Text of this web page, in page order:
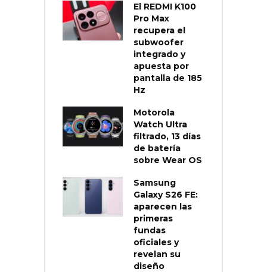
El REDMI K100
Pro Max
recupera el
subwoofer
integrado y
apuesta por
pantalla de 185
Hz
Motorola
Watch Ultra
filtrado, 13 días
de batería
sobre Wear OS
Samsung
Galaxy S26 FE:
aparecen las
primeras
fundas
oficiales y
revelan su
diseño